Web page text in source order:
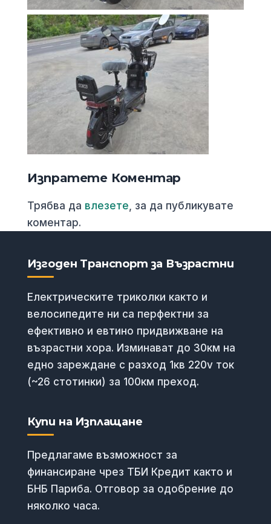
Изпратете Коментар
Трябва да влезете, за да публикувате
коментар.
Изгоден Транспорт за Възрастни
Електрическите триколки както и
велосипедите ни са перфектни за
ефективно и евтино придвижване на
възрастни хора. Изминават до 30км на
едно зареждане с разход 1кв 220v ток
(~26 стотинки) за 100км преход.
Купи на Изплащане
Предлагаме възможност за
финансиране чрез ТБИ Кредит както и
БНБ Париба. Отговор за одобрение до
няколко часа.